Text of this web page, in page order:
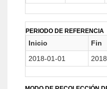
PERIODO DE REFERENCIA
Inicio Fin
2018-01-01